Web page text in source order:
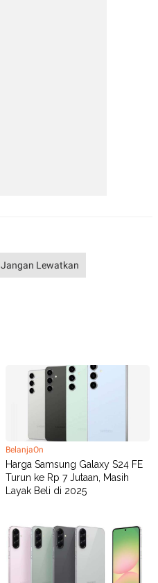
Jangan Lewatkan
BelanjaOn
Harga Samsung Galaxy S24 FE
Turun ke Rp 7 Jutaan, Masih
Layak Beli di 2025